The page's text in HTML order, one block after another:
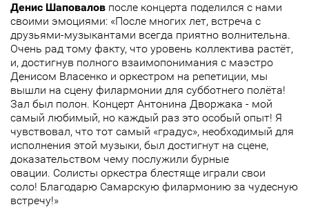
Денис Шаповалов после концерта поделился с нами
своими эмоциями: «После многих лет, встреча с
друзьями-музыкантами всегда приятно волнительна.
Очень рад тому факту, что уровень коллектива растёт,
и, достигнув полного взаимопонимания с маэстро
Денисом Власенко и оркестром на репетиции, мы
вышли на сцену филармонии для субботнего полёта!
Зал был полон. Концерт Антонина Дворжака - мой
самый любимый, но каждый раз это особый опыт! Я
чувствовал, что тот самый «градус», необходимый для
исполнения этой музыки, был достигнут на сцене,
доказательством чему послужили бурные
овации. Солисты оркестра блестяще играли свои
соло! Благодарю Самарскую филармонию за чудесную
встречу!»